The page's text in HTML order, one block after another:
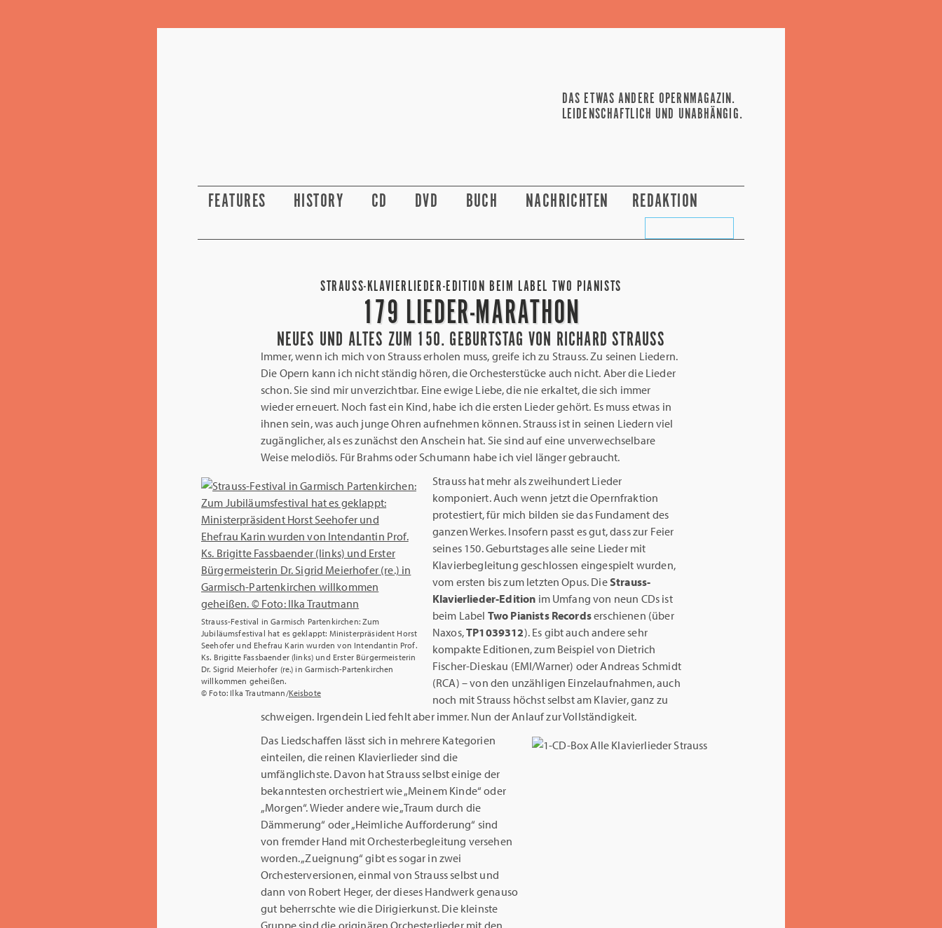
DAS ETWAS ANDERE OPERNMAGAZIN.
LEIDENSCHAFTLICH UND UNABHÄNGIG.
FEATURES HISTORY CD DVD BUCH NACHRICHTEN REDAKTION
STRAUSS-KLAVIERLIEDER-EDITION BEIM LABEL TWO PIANISTS
179 LIEDER-MARATHON
NEUES UND ALTES ZUM 150. GEBURTSTAG VON RICHARD STRAUSS
Immer, wenn ich mich von Strauss erholen muss, greife ich zu Strauss. Zu seinen Liedern.
Die Opern kann ich nicht ständig hören, die Orchesterstücke auch nicht. Aber die Lieder
schon. Sie sind mir unverzichtbar. Eine ewige Liebe, die nie erkaltet, die sich immer
wieder erneuert. Noch fast ein Kind, habe ich die ersten Lieder gehört. Es muss etwas in
ihnen sein, was auch junge Ohren aufnehmen können. Strauss ist in seinen Liedern viel
zugänglicher, als es zunächst den Anschein hat. Sie sind auf eine unverwechselbare
Weise melodiös. Für Brahms oder Schumann habe ich viel länger gebraucht.
Strauss-Festival in Garmisch Partenkirchen: Zum
Jubiläumsfestival hat es geklappt: Ministerpräsident Horst
Seehofer und Ehefrau Karin wurden von Intendantin Prof.
Ks. Brigitte Fassbaender (links) und Erster Bürgermeisterin
Dr. Sigrid Meierhofer (re.) in Garmisch-Partenkirchen
willkommen geheißen.
© Foto: Ilka Trautmann/Keisbote
Strauss hat mehr als zweihundert Lieder
komponiert. Auch wenn jetzt die Opernfraktion
protestiert, für mich bilden sie das Fundament des
ganzen Werkes. Insofern passt es gut, dass zur Feier
seines 150. Geburtstages alle seine Lieder mit
Klavierbegleitung geschlossen eingespielt wurden,
vom ersten bis zum letzten Opus. DieStrauss-
Klavierlieder-Edition im Umfang von neun CDs ist
beim Label Two Pianists Recordserschienen (über
Naxos,TP1039312). Es gibt auch andere sehr
kompakte Editionen, zum Beispiel von Dietrich
Fischer-Dieskau (EMI/Warner) oder Andreas Schmidt
(RCA) – von den unzähligen Einzelaufnahmen, auch
noch mit Strauss höchst selbst am Klavier, ganz zu
schweigen. Irgendein Lied fehlt aber immer. Nun der Anlauf zur Vollständigkeit.
Das Liedschaffen lässt sich in mehrere Kategorien
einteilen, die reinen Klavierlieder sind die
umfänglichste. Davon hat Strauss selbst einige der
bekanntesten orchestriert wie „Meinem Kinde“ oder
„Morgen“. Wieder andere wie „Traum durch die
Dämmerung“ oder „Heimliche Aufforderung“ sind
von fremder Hand mit Orchesterbegleitung versehen
worden. „Zueignung“ gibt es sogar in zwei
Orchesterversionen, einmal von Strauss selbst und
dann von Robert Heger, der dieses Handwerk genauso
gut beherrschte wie die Dirigierkunst. Die kleinste
Gruppe sind die originären Orchesterlieder mit den